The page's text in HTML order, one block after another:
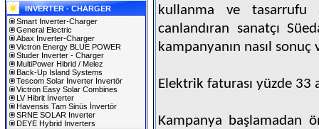
INVERTER - CHARGER
Smart Inverter-Charger
General Electric
Abax Inverter-Charger
Victron Energy BLUE POWER
Studer Inverter - Charger
MultiPower Hibrid / Melez
Back-Up Island Systems
Tescom Solar İnverter İnvertör
Victron Easy Solar Combines
LV Hibrit İnverter
Havensis Tam Sinüs İnvertör
SRNE SOLAR Inverter
DEYE Hybrid Inverters
kullanma ve tasarrufu
canlandıran sanatçı
kampanyanın nasıl
Elektrik faturası yüzde 33
Kampanya başlamadan